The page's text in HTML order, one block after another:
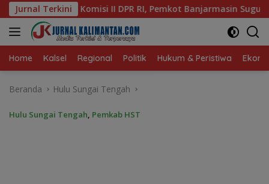
Langsung
ke
konten
Jurnal Terkini
RI, Pemkot Banjarmasin Suguhkan Cita Rasa Khas Banjar
Home Kalsel Regional Politik Hukum & Peristiwa
Beranda Hulu Sungai Tengah
Hulu Sungai Tengah, Pemkab HST